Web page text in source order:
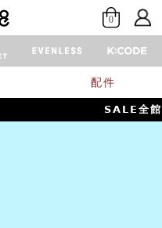
0
配件
𝗦𝗔𝗟𝗘全館